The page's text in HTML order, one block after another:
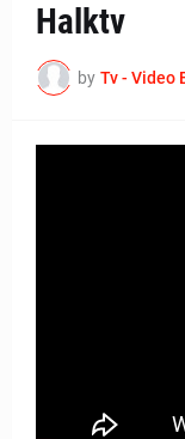
Halktv
by Tv - Video